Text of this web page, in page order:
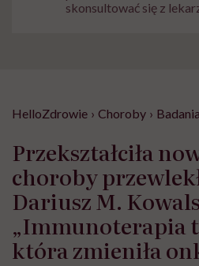
skonsultować się z
HelloZdrowie › Choroby › Badania
Przekształciła
choroby
Dariusz M.
„Immunoterapia
która zmieniła